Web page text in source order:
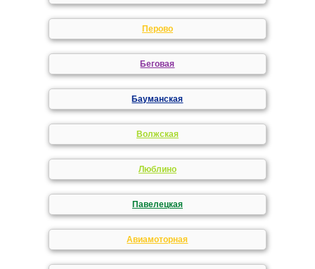
Перово
Беговая
Бауманская
Волжская
Люблино
Павелецкая
Авиамоторная